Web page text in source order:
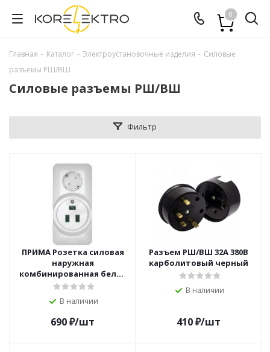
0
Главная - Каталог - Электроустановочные изделия - Силовые
разъемы РШ/ВШ
Силовые разъемы РШ/ВШ
Фильтр
ПРИМА Розетка силовая
наружная
комбинированная белая
без вилки
В наличии
690₽/шт
Разъем РШ/ВШ 32А 380В
карболитовый черный
В наличии
410₽/шт